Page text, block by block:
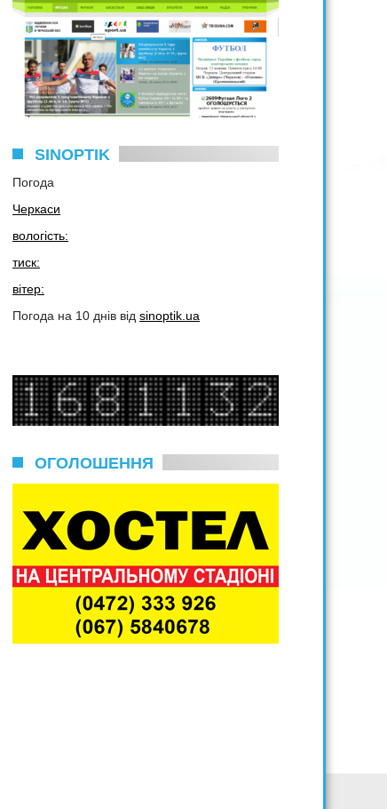
SINOPTIK
Погода
Черкаси
вологість:
тиск:
вітер:
Погода на 10 днів від sinoptik.ua
ОГОЛОШЕННЯ